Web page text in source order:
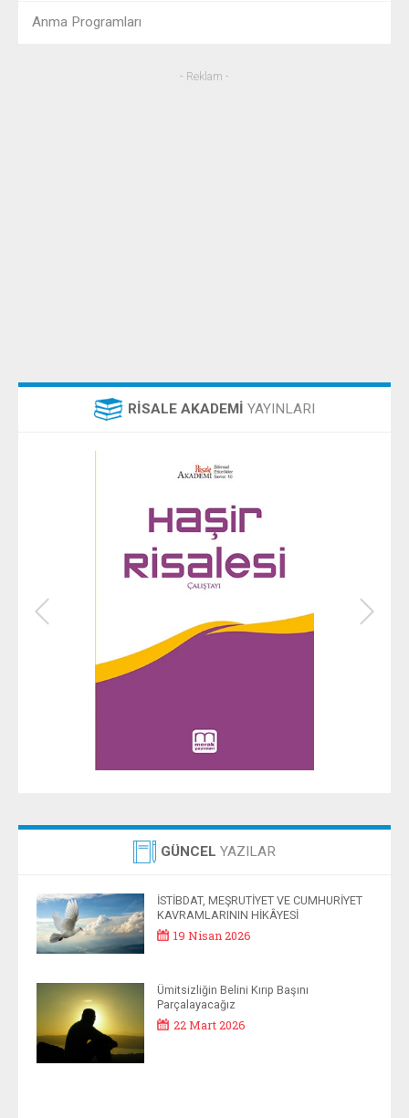
Anma Programları
- Reklam -
RİSALE AKADEMİ YAYINLARI
GÜNCEL YAZILAR
İSTİBDAT, MEŞRUTİYET VE CUMHURİYET
KAVRAMLARININ HİKÂYESİ
19 Nisan 2026
Ümitsizliğin Belini Kırıp Başını
Parçalayacağız
22 Mart 2026